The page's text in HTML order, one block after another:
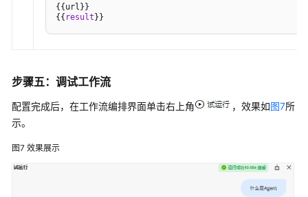
{{url}}
{{ result }}
步骤五：调试工作流
配置完成后，在工作流编排界面单击右上角 ，效果如图7所
示。
图7 效果展示